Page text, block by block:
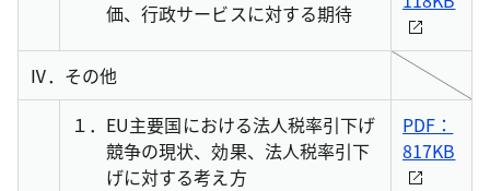
価、行政サービスに対する期待
Ⅳ． その他
１． EU主要国における法人税率引下げ
競争の現状、効果、法人税率引下
げに対する考え方
PDF：
817KB